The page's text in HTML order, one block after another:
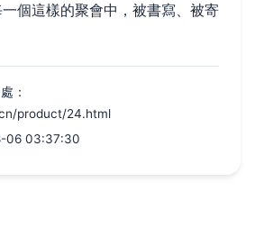
個這樣的聚會中，被書寫、被寄
：
product/24.html
06 03:37:30